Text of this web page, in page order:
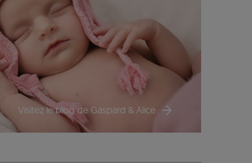
Visitez le blog de Gaspard & Alice